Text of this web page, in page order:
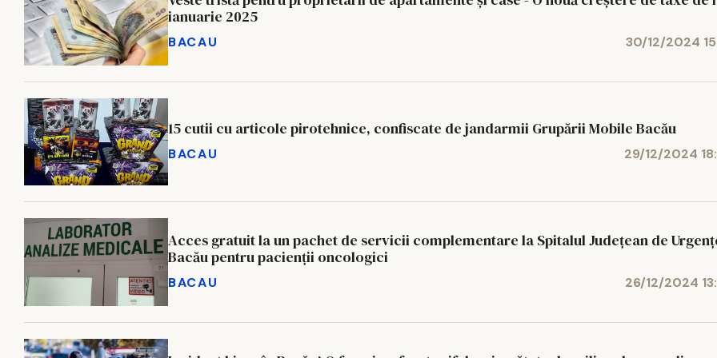
ianuarie 2025
BACAU 30/12/2024
15 cutii cu articole pirotehnice, confiscate de jandarmii Grupării Mobile Bacău
BACAU 29/12/2024
Acces gratuit la un pachet de servicii complementare la Spitalul Judeţean de
Bacău pentru pacienţii oncologici
BACAU 26/12/2024